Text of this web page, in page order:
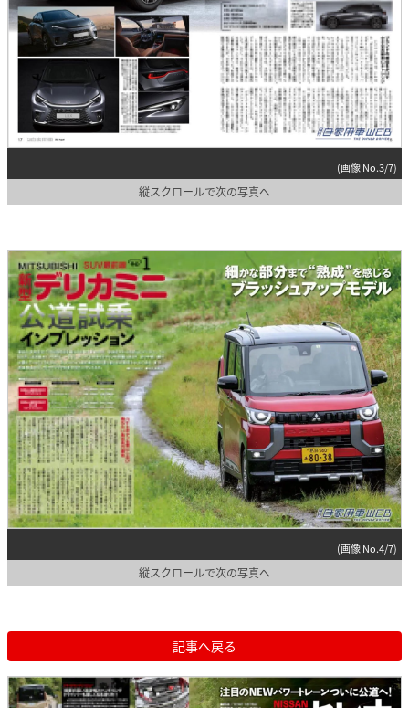
(画像 No.3/7)
縦スクロールで次の写真へ
(画像 No.4/7)
縦スクロールで次の写真へ
記事へ戻る